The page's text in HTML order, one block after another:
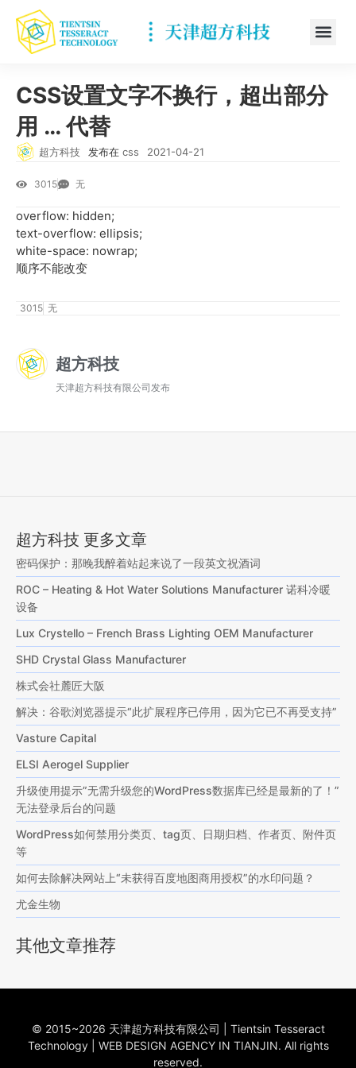
CSS设置文字不换行，超出部分
用 … 代替
超方科技 发布在 css 2021-04-21
3015 无
overflow: hidden;
text-overflow: ellipsis;
white-space: nowrap;
顺序不能改变
3015 无
超方科技
天津超方科技有限公司发布
超方科技 更多文章
密码保护：那晚我醉着站起来说了一段英文祝酒词
ROC – Heating & Hot Water Solutions Manufacturer 诺科冷暖
设备
Lux Crystello – French Brass Lighting OEM Manufacturer
SHD Crystal Glass Manufacturer
株式会社麓匠大阪
解决：谷歌浏览器提示“此扩展程序已停用，因为它已不再受支持”
Vasture Capital
ELSI Aerogel Supplier
升级使用提示”无需升级您的WordPress数据库已经是最新的了！”
无法登录后台的问题
WordPress如何禁用分类页、tag页、日期归档、作者页、附件页
等
如何去除解决网站上“未获得百度地图商用授权”的水印问题？
尤金生物
其他文章推荐
© 2015~2026 天津超方科技有限公司 | Tientsin Tesseract
Technology | WEB DESIGN AGENCY IN TIANJIN. All rights
reserved.